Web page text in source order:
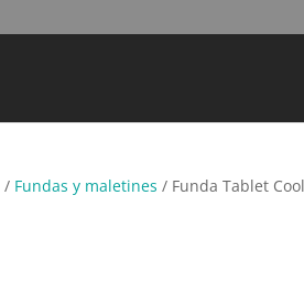
/ Fundas y maletines / Funda Tablet